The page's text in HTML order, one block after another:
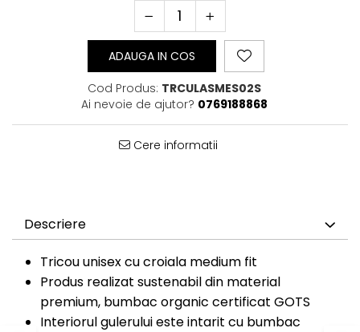
Bluze Japanese
Bluze Pisici
Bluze Primavara
Bluze Tattoo
Bluze Toamna
Bluze X-mas
Hanorace Unisex
ADAUGA IN COS
Cod Produs: TRCULASMES02S
Ai nevoie de ajutor? 0769188868
Cere informatii
Descriere
Tricou unisex cu croiala medium fit
Produs realizat sustenabil din material
premium, bumbac organic certificat GOTS
Interiorul gulerului este intarit cu bumbac